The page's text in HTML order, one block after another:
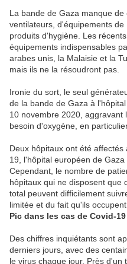
La bande de Gaza manque de
ventilateurs, d'équipements
produits d'hygiène. Les
équipements indispensables
arabes unis, la Malaisie et la
mais ils ne la résoudront pas.
Ironie du sort, le seul
de la bande de Gaza à
10 novembre 2020, aggravant
besoin d'oxygène, en
Deux hôpitaux ont été
19, l'hôpital européen de Gaza
Cependant, le nombre de
hôpitaux qui ne disposent que
total peuvent difficilement
limitée et du fait qu'ils
Pic dans les cas de Covid-19
Des chiffres inquiétants sont
derniers jours, avec des
le virus chaque jour. Près